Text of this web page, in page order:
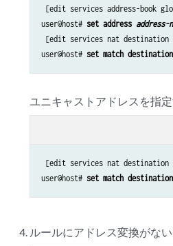
[edit services address-book
user@host# set address address-
[edit services nat destination
user@host# set match
ユニキャストアドレスを指
[edit services nat destination
user@host# set match
ルールにアドレス変換がな